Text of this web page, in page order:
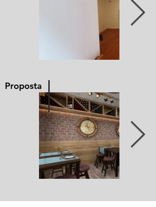
PropostaI